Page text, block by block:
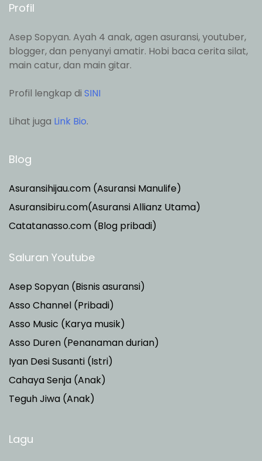
Profil
Asep Sopyan. Ayah 4 anak, agen asuransi, youtuber,
blogger, dan penyanyi amatir. Hobi baca cerita silat,
main catur, dan main gitar.
Profil lengkap di SINI
Lihat juga Link Bio.
Blog
Asuransihijau.com (Asuransi Manulife)
Asuransibiru.com(Asuransi Allianz Utama)
Catatanasso.com (Blog pribadi)
Saluran Youtube
Asep Sopyan (Bisnis asuransi)
Asso Channel (Pribadi)
Asso Music (Karya musik)
Asso Duren (Penanaman durian)
Iyan Desi Susanti (Istri)
Cahaya Senja (Anak)
Teguh Jiwa (Anak)
Lagu